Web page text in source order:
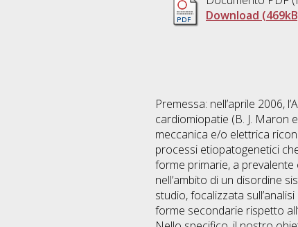
Download
Premessa: nell’aprile 2006,
cardiomiopatie (B. J. Maron
meccanica e/o elettrica
processi etiopatogenetici
forme primarie, a
nell’ambito di un disordine
studio, focalizzata
forme secondarie rispetto